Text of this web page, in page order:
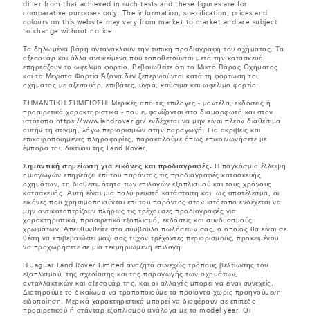
differ from that achieved in such tests and these figures are for
comparative purposes only. The information, specification, prices and
colours on this website may vary from market to market and are subject
to change without notice.
Τα δηλωμένα βάρη αντανακλούν την τυπική προδιαγραφή του οχήματος. Τα
αξεσουάρ και άλλα αντικείμενα που τοποθετούνται μετά την κατασκευή
επηρεάζουν το ωφέλιμο φορτίο. Βεβαιωθείτε ότι το Μικτό Βάρος Οχήματος
και τα Μέγιστα Φορτία Άξονα δεν ξεπερνιούνται κατά τη φόρτωση του
οχήματος με αξεσουάρ, επιβάτες, υγρά, καύσιμα και ωφέλιμο φορτίο.
ΣΗΜΑΝΤΙΚΗ ΣΗΜΕΙΩΣΗ: Μερικές από τις επιλογές - μοντέλα, εκδόσεις ή
προαιρετικά χαρακτηριστικά - που εμφανίζονται στο διαμορφωτή και στον
ιστότοπο https://www.landrover.gr/ ενδέχεται να μην είναι πλέον διαθέσιμα
αυτήν τη στιγμή, λόγω περιορισμών στην παραγωγή. Για ακριβείς και
επικαιροποιημένες πληροφορίες, παρακαλούμε όπως επικοινωνήσετε με
έμπορο του δικτύου της Land Rover.
Σημαντική σημείωση για εικόνες και προδιαγραφές. Η παγκόσμια έλλειψη
ημιαγωγών επηρεάζει επί του παρόντος τις προδιαγραφές κατασκευής
οχημάτων, τη διαθεσιμότητα των επιλογών εξοπλισμού και τους χρόνους
κατασκευής. Αυτή είναι μια πολύ ρευστή κατάσταση και, ως αποτέλεσμα, οι
εικόνες που χρησιμοποιούνται επί του παρόντος στον ιστότοπο ενδέχεται να
μην αντικατοπτρίζουν πλήρως τις τρέχουσες προδιαγραφές για
χαρακτηριστικά, προαιρετικό εξοπλισμό, εκδόσεις και συνδυασμούς
χρωμάτων. Απευθυνθείτε στο σύμβουλο πωλήσεων σας, ο οποίος θα είναι σε
θέση να επιβεβαιώσει μαζί σας τυχόν τρέχοντες περιορισμούς, προκειμένου
να προχωρήσετε σε μια τεκμηριωμένη επιλογή.
Η Jaguar Land Rover Limited αναζητά συνεχώς τρόπους βελτίωσης του
εξοπλισμού, της σχεδίασης και της παραγωγής των οχημάτων,
ανταλλακτικών και αξεσουάρ της, και οι αλλαγές μπορεί να είναι συνεχείς.
Διατηρούμε το δικαίωμα να τροποποιούμε τα προϊόντα χωρίς προηγούμενη
ειδοποίηση. Μερικά χαρακτηριστικά μπορεί να διαφέρουν σε επίπεδο
προαιρετικού ή στάνταρ εξοπλισμού ανάλογα με το model year. Οι